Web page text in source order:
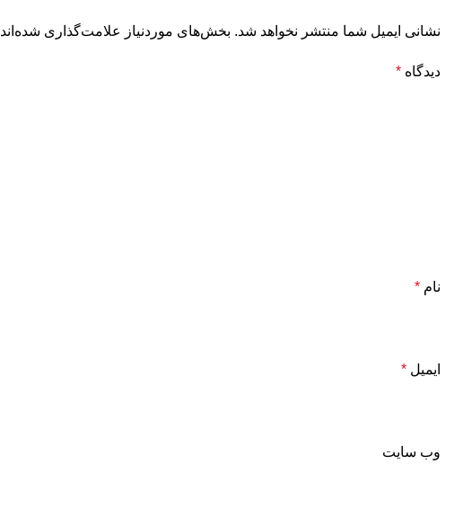
نشانی ایمیل شما منتشر نخواهد شد. بخش‌های موردنیاز علامت‌گذاری شده‌اند
دیدگاه *
نام *
ایمیل *
وب‌ سایت